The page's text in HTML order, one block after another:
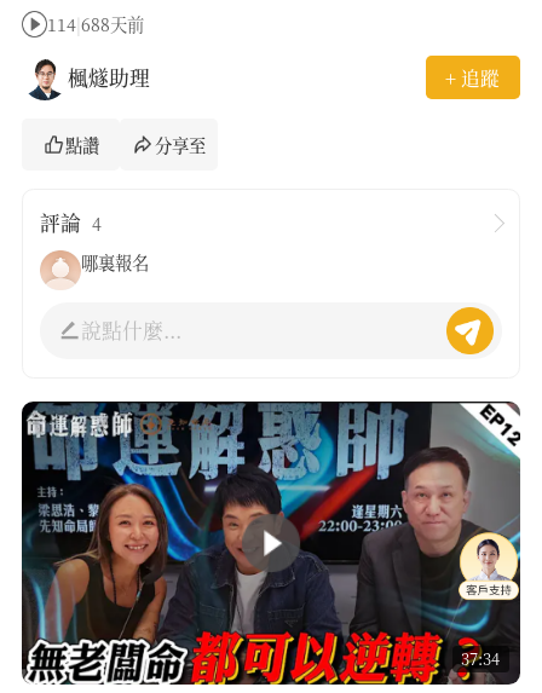
114 |688天前
楓燧助理 + 追蹤
點讚 分享至
評論 4
哪裏報名
說點什麼...
37:34